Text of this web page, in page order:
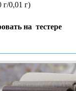
г/0,01 г)
на тестере